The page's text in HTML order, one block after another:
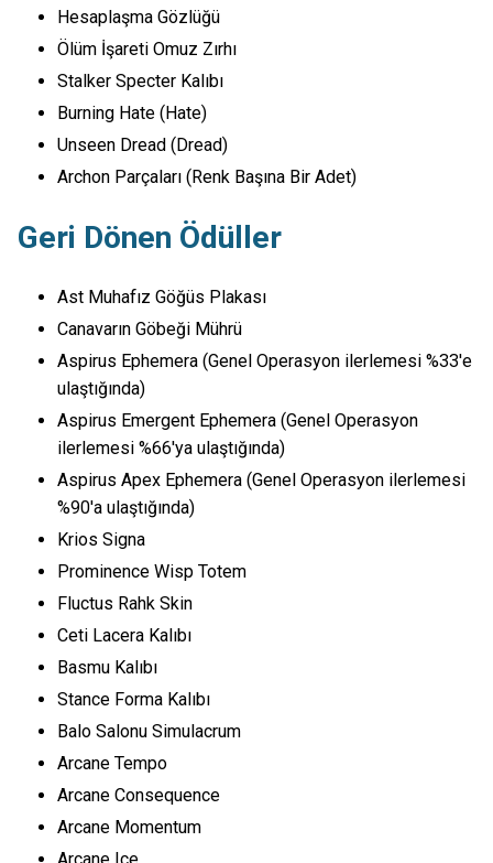
Hesaplaşma Gözlüğü
Ölüm İşareti Omuz Zırhı
Stalker Specter Kalıbı
Burning Hate (Hate)
Unseen Dread (Dread)
Archon Parçaları (Renk Başına Bir Adet)
Geri Dönen Ödüller
Ast Muhafız Göğüs Plakası
Canavarın Göbeği Mührü
Aspirus Ephemera (Genel Operasyon ilerlemesi %33'e
ulaştığında)
Aspirus Emergent Ephemera (Genel Operasyon
ilerlemesi %66'ya ulaştığında)
Aspirus Apex Ephemera (Genel Operasyon ilerlemesi
%90'a ulaştığında)
Krios Signa
Prominence Wisp Totem
Fluctus Rahk Skin
Ceti Lacera Kalıbı
Basmu Kalıbı
Stance Forma Kalıbı
Balo Salonu Simulacrum
Arcane Tempo
Arcane Consequence
Arcane Momentum